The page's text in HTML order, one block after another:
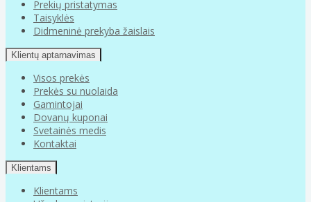
Prekių pristatymas
Taisyklės
Didmeninė prekyba žaislais
Klientų aptarnavimas
Visos prekės
Prekės su nuolaida
Gamintojai
Dovanų kuponai
Svetainės medis
Kontaktai
Klientams
Klientams